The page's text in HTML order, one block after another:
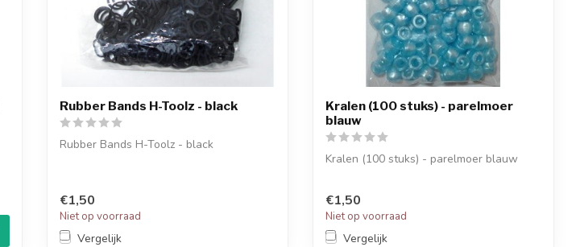
Rubber Bands H-Toolz - black
Rubber Bands H-Toolz - black
€1,50
Niet op voorraad
Vergelijk
Kralen (100 stuks) - parelmoer
blauw
Kralen (100 stuks) - parelmoer blauw
€1,50
Niet op voorraad
Vergelijk